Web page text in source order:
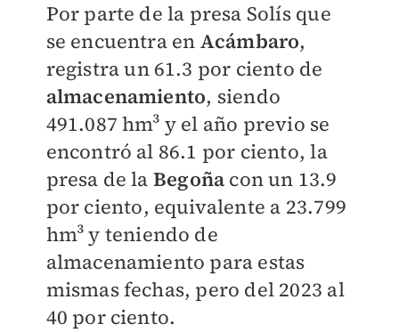
Por parte de la presa Solís que
se encuentra en Acámbaro,
registra un 61.3 por ciento de
almacenamiento, siendo
491.087 hm³ y el año previo se
encontró al 86.1 por ciento, la
presa de la Begoña con un 13.9
por ciento, equivalente a 23.799
hm³ y teniendo de
almacenamiento para estas
mismas fechas, pero del 2023 al
40 por ciento.